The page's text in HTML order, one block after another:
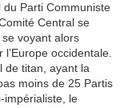
Parti Communiste
Central se
voyant alors
occidentale.
de titan, ayant la
moins de 25 Partis
impérialiste, le